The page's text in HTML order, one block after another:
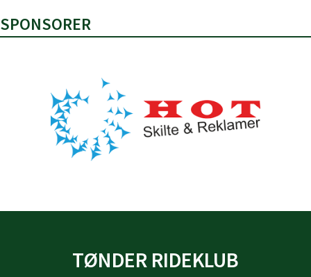
SPONSORER
TØNDER RIDEKLUB